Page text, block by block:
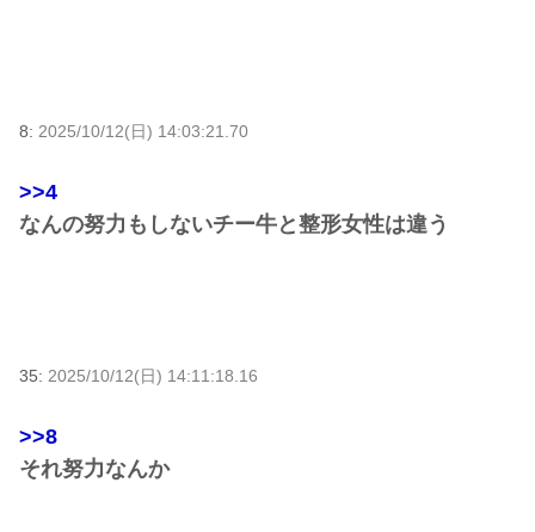
8: 2025/10/12(日) 14:03:21.70
>>4
なんの努力もしないチー牛と整形女性は違う
35: 2025/10/12(日) 14:11:18.16
>>8
それ努力なんか